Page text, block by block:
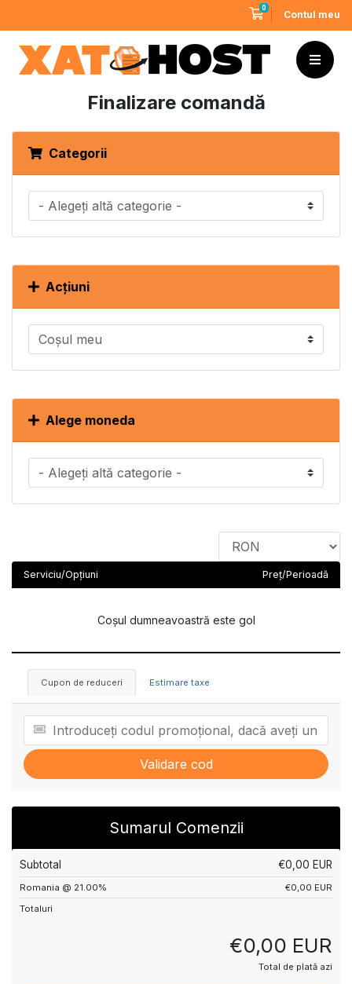
0Coș de cumpărături
Contul meu
Finalizare comandă
Categorii
Acțiuni
Alege moneda
Serviciu/Opțiuni Preț/Perioadă
Coșul dumneavoastră este gol
Cupon de reduceri Estimare taxe
Validare cod
Sumarul Comenzii
Subtotal €0,00 EUR
Romania @ 21.00%
€0,00 EUR
Totaluri
€0,00 EUR
Total de plată azi